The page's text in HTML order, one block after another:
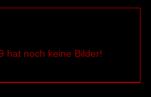
hat noch keine Bilder!